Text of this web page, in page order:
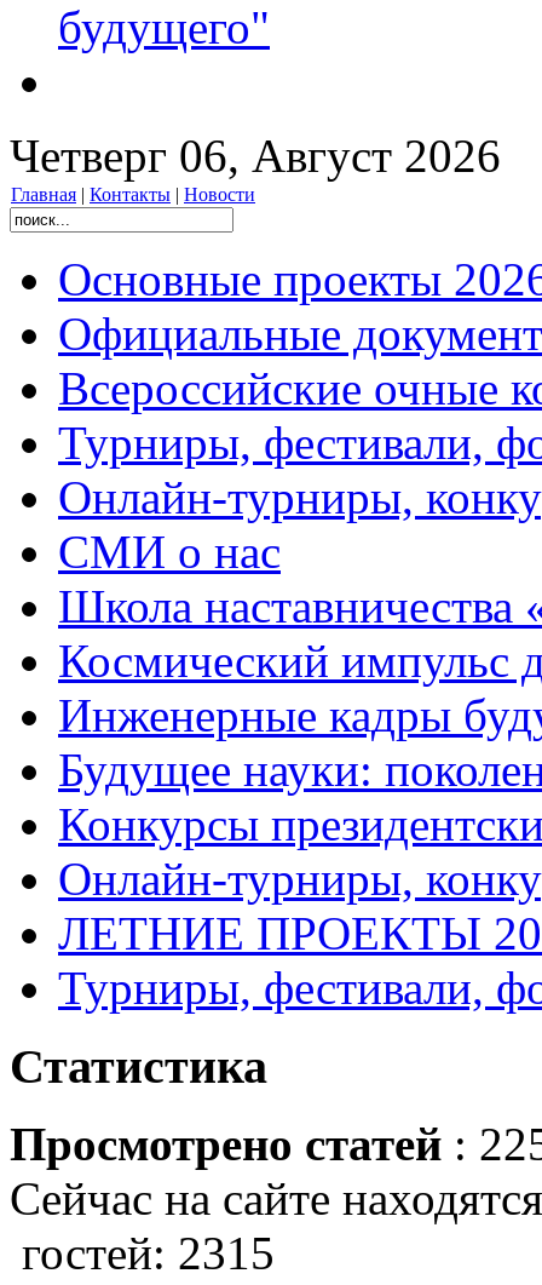
будущего"
Четверг 06, Август 2026
Главная | Контакты | Новости
Основные проекты
Официальные
Всероссийские очные
Турниры, фестивали,
Онлайн-турниры,
СМИ о нас
Школа
Космический импульс
Инженерные кадры
Будущее науки:
Конкурсы
Онлайн-турниры,
ЛЕТНИЕ ПРОЕКТЫ
Турниры, фестивали,
Статистика
Просмотрено статей :
Сейчас на сайте
гостей: 2315